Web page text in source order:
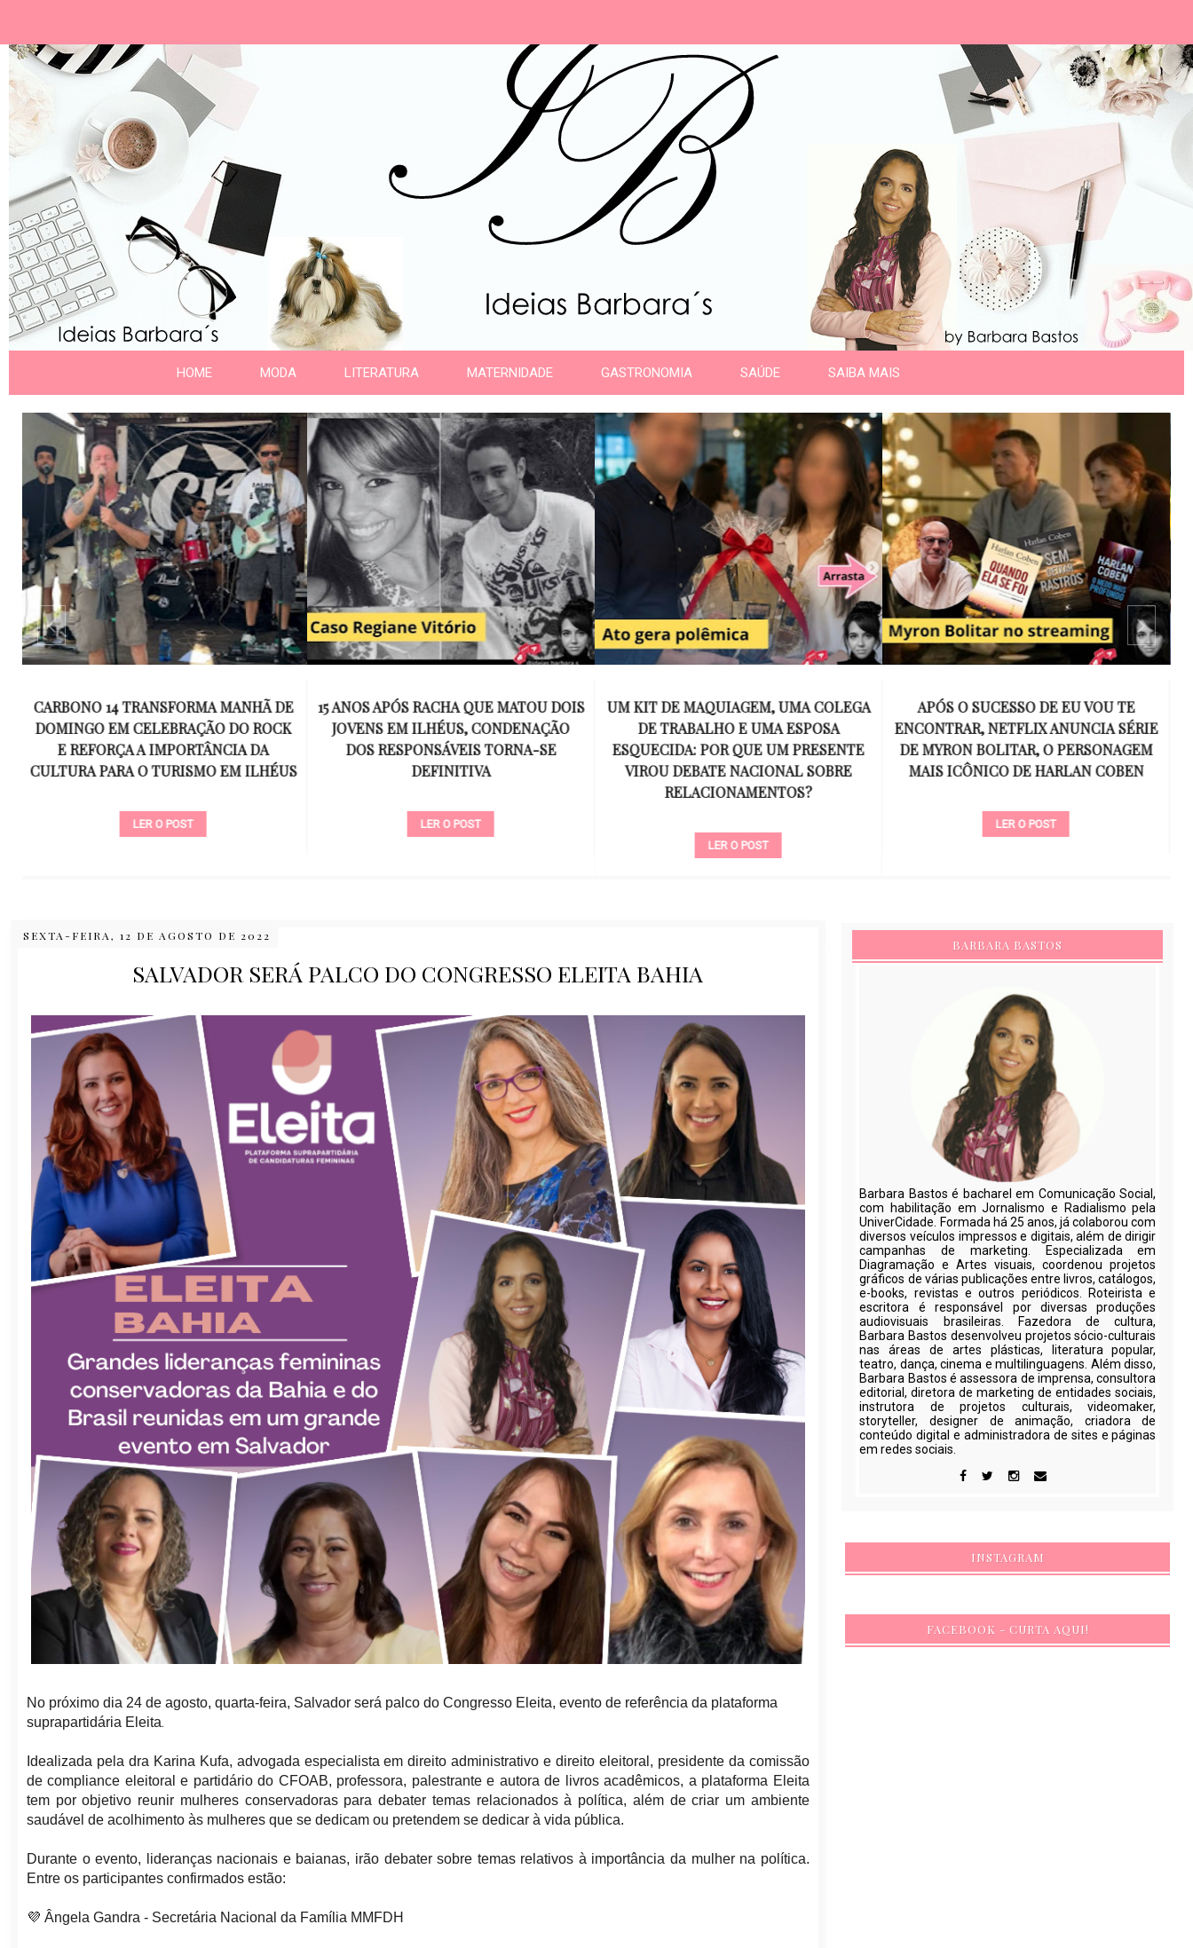
HOME MODA LITERATURA MATERNIDADE GASTRONOMIA SAÚDE SAIBA MAIS
15 ANOS APÓS RACHA QUE MATOU DOIS
JOVENS EM ILHÉUS, CONDENAÇÃO
DOS RESPONSÁVEIS TORNA-SE
DEFINITIVA
LER O POST
UM KIT DE MAQUIAGEM, UMA COLEGA
DE TRABALHO E UMA ESPOSA
ESQUECIDA: POR QUE UM PRESENTE
VIROU DEBATE NACIONAL SOBRE
APÓS O SUCESSO DE EU VOU TE
ENCONTRAR, NETFLIX ANUNCIA SÉRIE
DE MYRON BOLITAR, O PERSONAGEM
MAIS ICÔNICO DE HARLAN COBEN
15 ANOS SEM AMY WINEHOUSE: A VOZ
INESQUECÍVEL QUE REVOLUCIONOU A
MÚSICA E SE TORNOU UM SÍMBOLO
DE UMA GERAÇÃO
LER O POST
SEXTA-FEIRA, 12 DE AGOSTO DE 2022
SALVADOR SERÁ PALCO DO CONGRESSO ELEITA BAHIA
No próximo dia 24 de agosto, quarta-feira, Salvador será palco do Congresso Eleita, evento de referência da plataforma
suprapartidária Eleita.
Idealizada pela dra Karina Kufa, advogada especialista em direito administrativo e direito eleitoral, presidente da comissão
de compliance eleitoral e partidário do CFOAB, professora, palestrante e autora de livros acadêmicos, a plataforma Eleita
tem por objetivo reunir mulheres conservadoras para debater temas relacionados à política, além de criar um ambiente
saudável de acolhimento às mulheres que se dedicam ou pretendem se dedicar à vida pública.
Durante o evento, lideranças nacionais e baianas, irão debater sobre temas relativos à importância da mulher na política.
Entre os participantes confirmados estão:
💜 Ângela Gandra - Secretária Nacional da Família MMFDH
BARBARA BASTOS
Barbara Bastos é bacharel em Comunicação Social,
com habilitação em Jornalismo e Radialismo pela
UniverCidade. Formada há 25 anos, já colaborou com
diversos veículos impressos e digitais, além de dirigir
campanhas de marketing. Especializada em
Diagramação e Artes visuais, coordenou projetos
gráficos de várias publicações entre livros, catálogos,
e-books, revistas e outros periódicos. Roteirista e
escritora é responsável por diversas produções
audiovisuais brasileiras. Fazedora de cultura,
Barbara Bastos desenvolveu projetos sócio-culturais
nas áreas de artes plásticas, literatura popular,
teatro, dança, cinema e multilinguagens. Além disso,
Barbara Bastos é assessora de imprensa, consultora
editorial, diretora de marketing de entidades sociais,
instrutora de projetos culturais, videomaker,
storyteller, designer de animação, criadora de
conteúdo digital e administradora de sites e páginas
em redes sociais.
INSTAGRAM
FACEBOOK - CURTA AQUI!